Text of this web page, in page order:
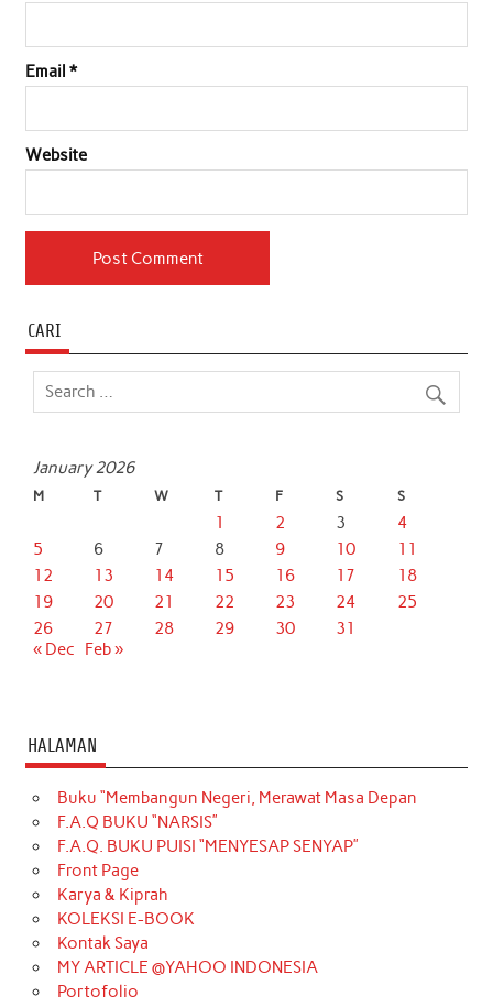
Email *
Website
CARI
January 2026
M T W T F S S
1 2 3
4
5
6 7 8 9 10
11
12
13 14 15 16 17
18
19
20 21 22 23 24
25
26
27 28 29 30
31
« Dec
Feb »
HALAMAN
Buku “Membangun Negeri, Merawat Masa Depan
F.A.Q BUKU “NARSIS”
F.A.Q. BUKU PUISI “MENYESAP SENYAP”
Front Page
Karya & Kiprah
KOLEKSI E-BOOK
Kontak Saya
MY ARTICLE @YAHOO INDONESIA
Portofolio